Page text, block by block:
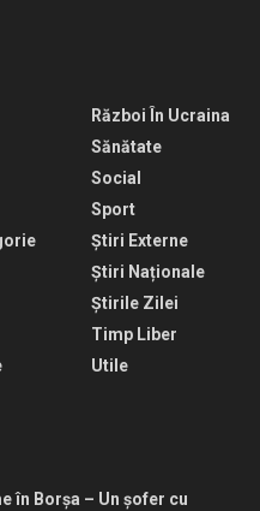
Război În Ucraina
Sănătate
Social
Sport
Știri Externe
Știri Naționale
Știrile Zilei
Timp Liber
Utile
în Borșa – Un șofer cu